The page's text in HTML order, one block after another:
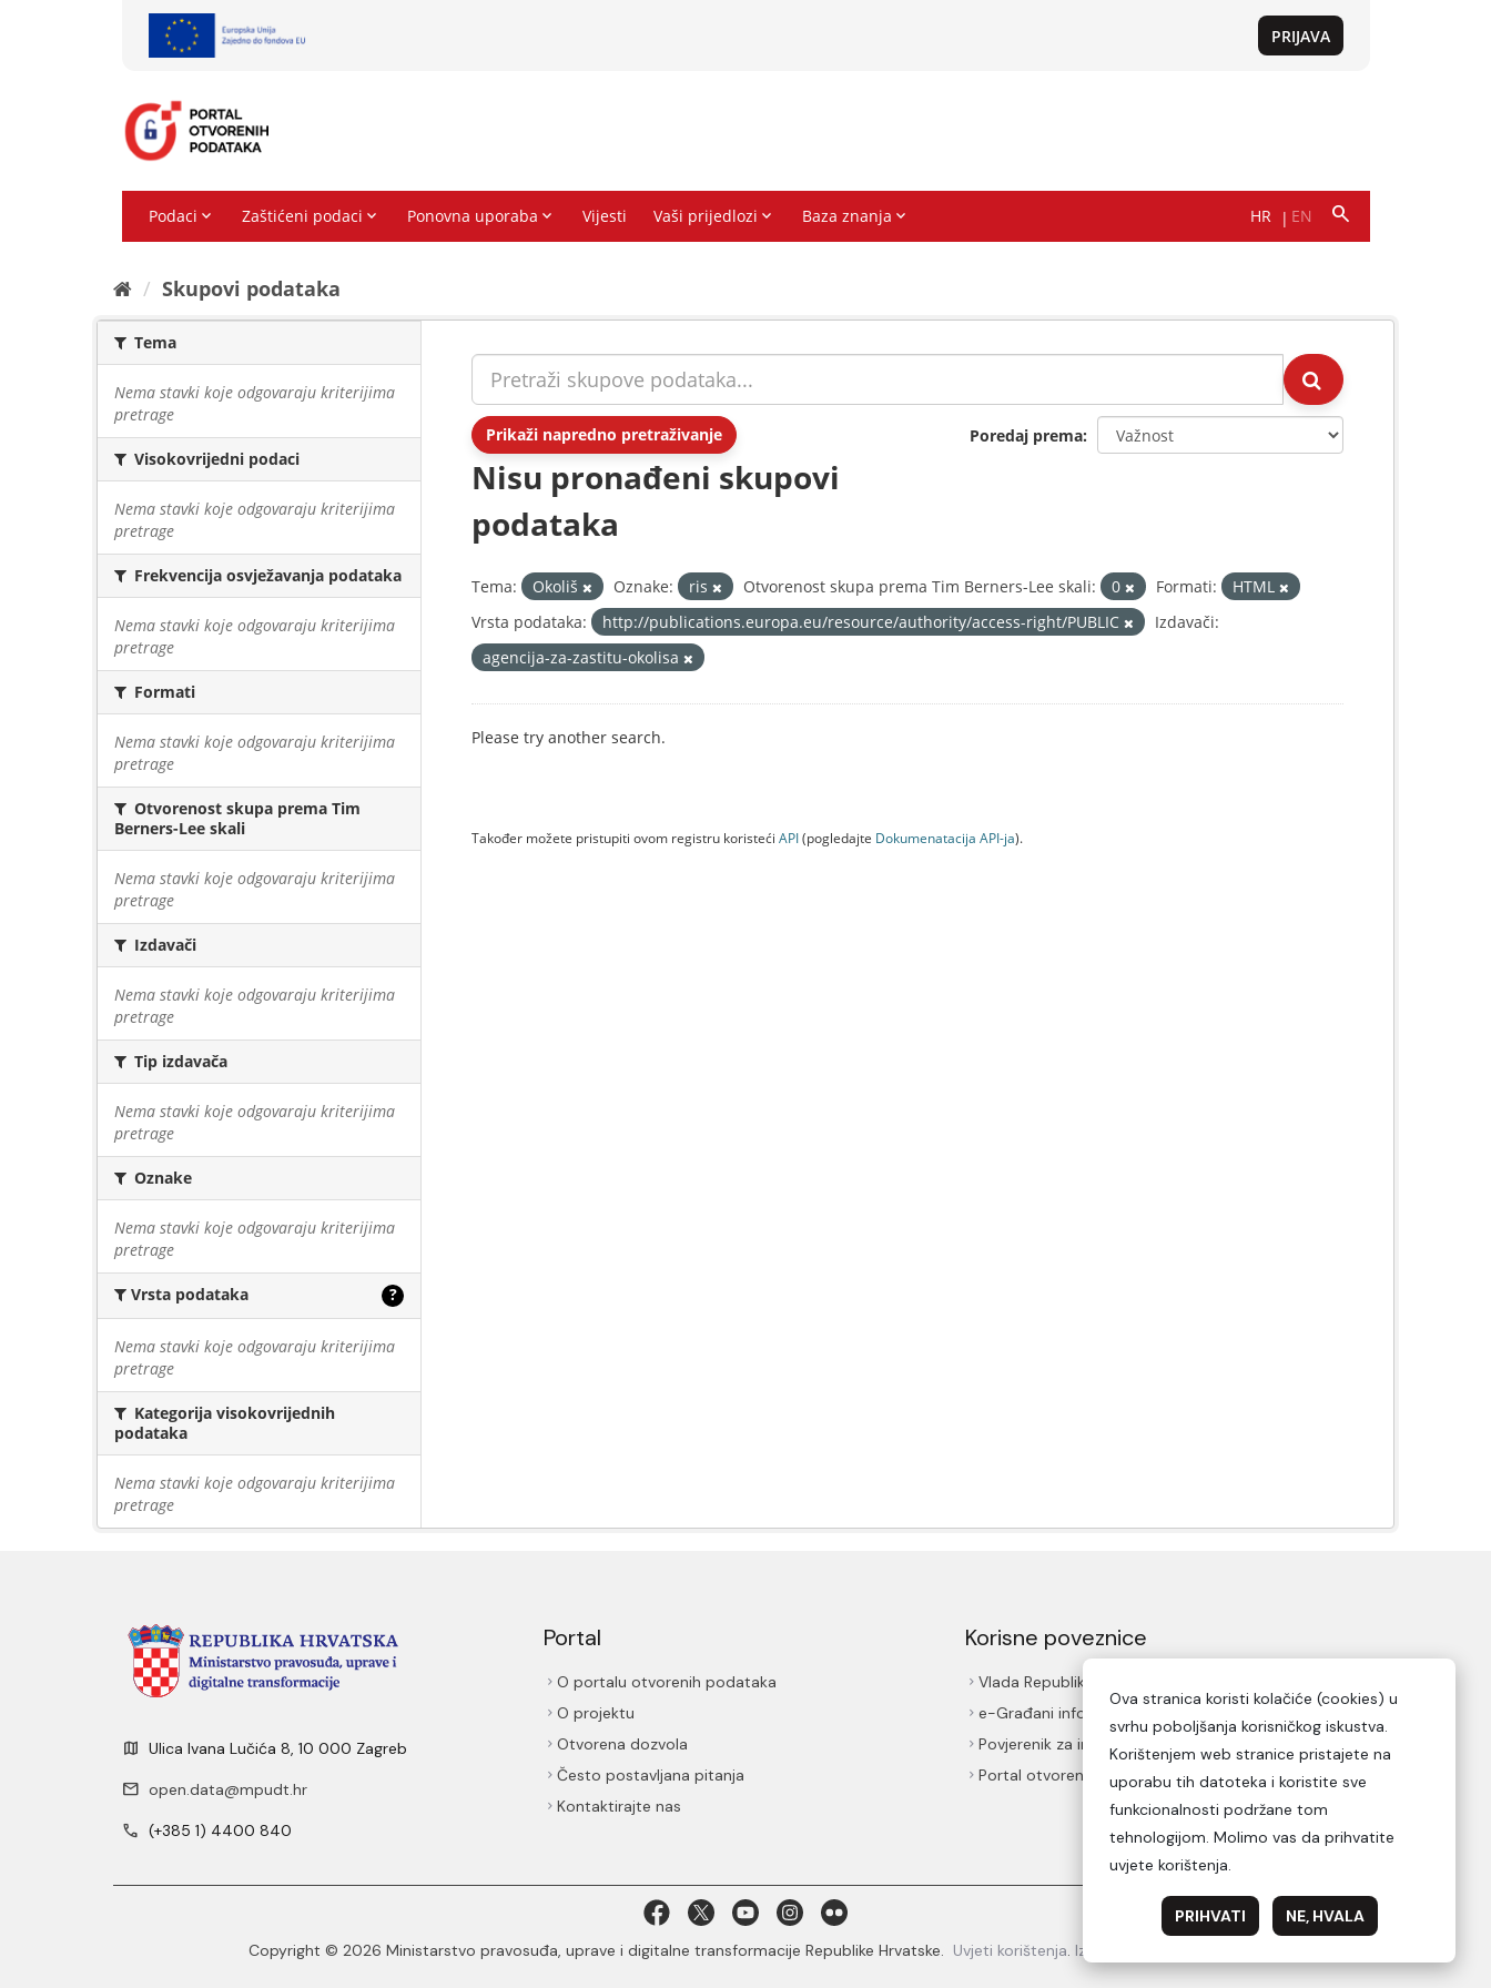
Skupovi podаtаkа
Tema
Nema stavki koje odgovaraju kriterijima
pretrage
Visokovrijedni podaci
Nema stavki koje odgovaraju kriterijima
pretrage
Frekvencija osvježavanja podataka
Nema stavki koje odgovaraju kriterijima
pretrage
Formati
Nema stavki koje odgovaraju kriterijima
pretrage
Otvorenost skupa prema Tim
Berners-Lee skali
Nema stavki koje odgovaraju kriterijima
pretrage
Izdavači
Nema stavki koje odgovaraju kriterijima
pretrage
Tip izdavača
Nema stavki koje odgovaraju kriterijima
pretrage
Oznake
Nema stavki koje odgovaraju kriterijima
pretrage
Vrsta podataka ?
Nema stavki koje odgovaraju kriterijima
pretrage
Kategorija visokovrijednih
podataka
Nema stavki koje odgovaraju kriterijima
pretrage
Prikaži napredno pretraživanje Poredaj prema
Nisu pronađeni skupovi
podataka
Tema: Okoliš Oznake: ris Otvorenost skupa prema Tim Berners-Lee skali: 0 Formati:
HTML
Vrsta podataka:
http://publications.europa.eu/resource/authority/access-right/PUBLIC
Izdavači:
agencija-za-zastitu-okolisa
Please try another search.
Također možete pristupiti ovom registru koristeći API(pogledajte Dokumenаtаcijа API-jа).